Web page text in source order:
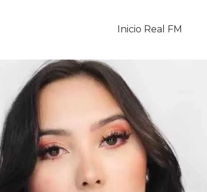
Inicio Real FM
En Vivo
Descarga La APP
Programas
Noticias